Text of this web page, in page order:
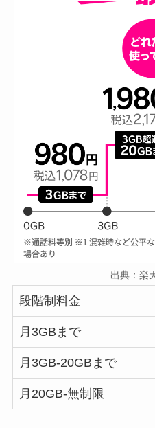
出典：楽
段階制料金
月3GBまで
月3GB-20GBまで
月20GB-無制限